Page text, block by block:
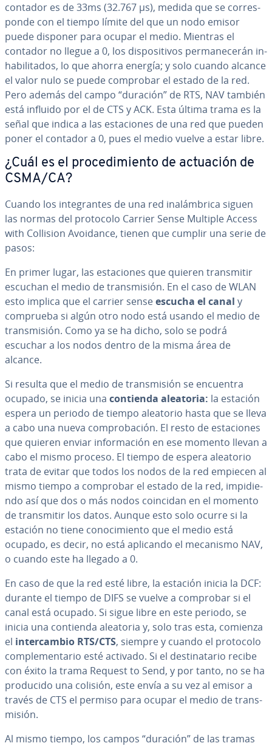
contador es de 33ms (32.767 µs), medida que se co­rre­s­
po­n­de con el tiempo límite del que un nodo emisor
puede disponer para ocupar el medio. Mientras el
contador no llegue a 0, los di­s­po­si­ti­vos pe­r­ma­ne­ce­rán in­
ha­bi­li­ta­dos, lo que ahorra energía; y solo cuando alcance
el valor nulo se puede comprobar el estado de la red.
Pero además del campo “duración” de RTS, NAV también
está influido por el de CTS y ACK. Esta última trama es la
señal que indica a las es­ta­cio­nes de una red que pueden
poner el contador a 0, pues el medio vuelve a estar libre.
¿Cuál es el pro­ce­di­mie­n­to de actuación de
CSMA/CA?
Cuando los in­te­gra­n­tes de una red in­alá­m­bri­ca siguen
las normas del protocolo Carrier Sense Multiple Access
with Collision Avoidance, tienen que cumplir una serie de
pasos:
En primer lugar, las es­ta­cio­nes que quieren tra­n­s­mi­tir
escuchan el medio de tra­n­s­mi­sión. En el caso de WLAN
esto implica que el carrier senseescucha el canal y
comprueba si algún otro nodo está usando el medio de
tra­n­s­mi­sión. Como ya se ha dicho, solo se podrá
escuchar a los nodos dentro de la misma área de
alcance.
Si resulta que el medio de tra­n­s­mi­sión se encuentra
ocupado, se inicia una contienda aleatoria: la estación
espera un periodo de tiempo aleatorio hasta que se lleva
a cabo una nueva co­m­pro­ba­ción. El resto de es­ta­cio­nes
que quieren enviar in­fo­r­ma­ción en ese momento llevan a
cabo el mismo proceso. El tiempo de espera aleatorio
trata de evitar que todos los nodos de la red empiecen al
mismo tiempo a comprobar el estado de la red, im­pi­die­
n­do así que dos o más nodos coincidan en el momento
de tra­n­s­mi­tir los datos. Aunque esto solo ocurre si la
estación no tiene co­no­ci­mie­n­to que el medio está
ocupado, es decir, no está aplicando el mecanismo NAV,
o cuando este ha llegado a 0.
En caso de que la red esté libre, la estación inicia la DCF:
durante el tiempo de DIFS se vuelve a comprobar si el
canal está ocupado. Si sigue libre en este periodo, se
inicia una contienda aleatoria y, solo tras esta, comienza
el in­te­r­ca­m­bio RTS/CTS, siempre y cuando el protocolo
co­m­ple­me­n­ta­rio esté activado. Si el de­s­ti­na­ta­rio recibe
con éxito la trama Request to Send, y por tanto, no se ha
producido una colisión, este envía a su vez al emisor a
través de CTS el permiso para ocupar el medio de tra­n­s­
mi­sión.
Al mismo tiempo, los campos “duración” de las tramas